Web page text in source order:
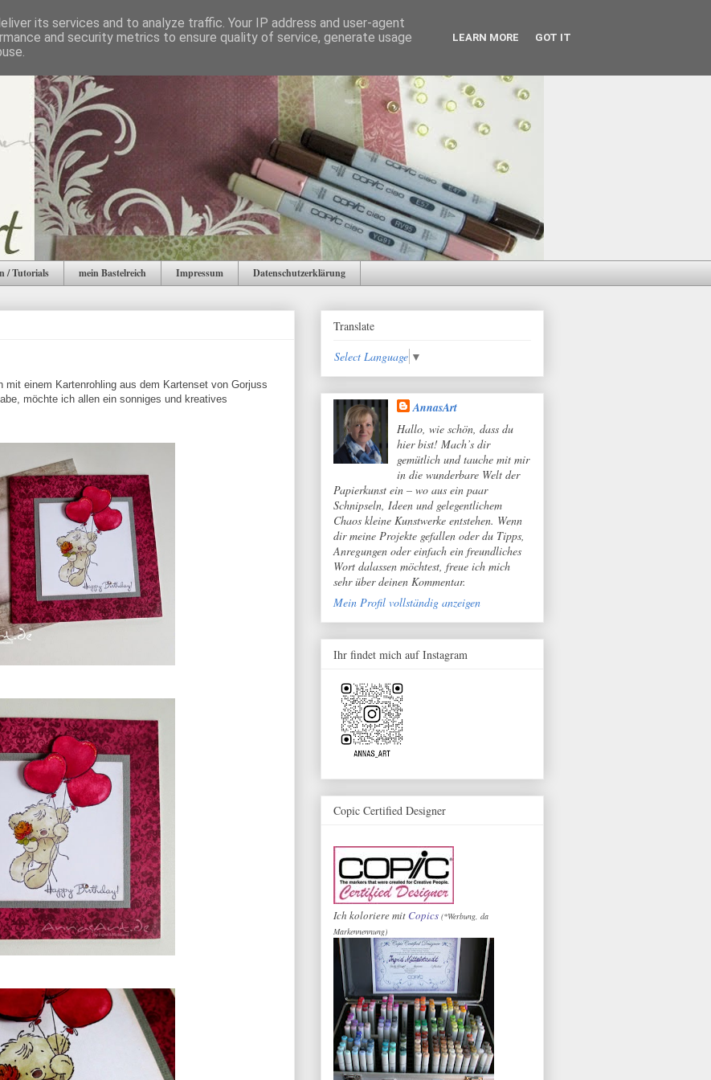
/ Tutorials mein Bastelreich Impressum Datenschutzerklärung
einem Kartenrohling aus dem Kartenset von Gorjuss
möchte ich allen ein sonniges und kreatives
Translate
Select Language ▼
AnnasArt
Hallo, wie schön, dass du
hier bist! Mach’s dir
gemütlich und tauche mit mir
in die wunderbare Welt der
Papierkunst ein – wo aus ein paar
Schnipseln, Ideen und gelegentlichem
Chaos kleine Kunstwerke entstehen. Wenn
dir meine Projekte gefallen oder du Tipps,
Anregungen oder einfach ein freundliches
Wort dalassen möchtest, freue ich mich
sehr über deinen Kommentar.
Mein Profil vollständig anzeigen
Ihr findet mich auf Instagram
Copic Certified Designer
Ich koloriere mit Copics (*Werbung, da
Markennennung)
its services and to analyze traffic. Your IP address and user-agent
and security metrics to ensure quality of service, generate usage
LEARN MORE GOT IT